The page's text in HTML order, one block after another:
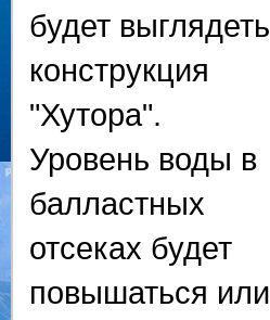
будет выглядеть
конструкция
"Хутора".
Уровень воды в
балластных
отсеках будет
повышаться или